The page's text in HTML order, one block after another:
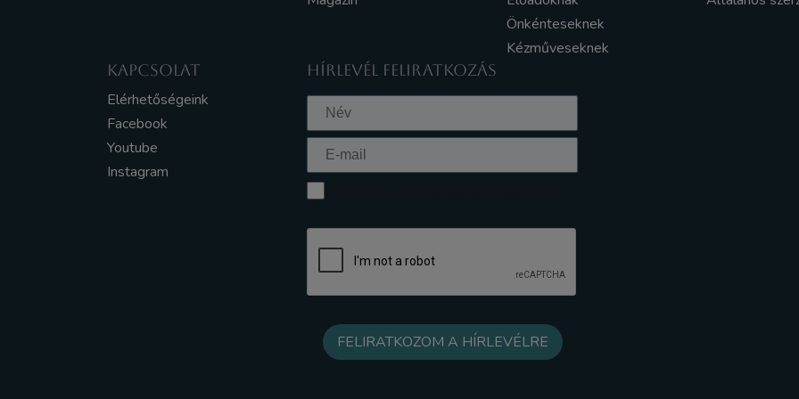
Önkénteseknek
Kézműveseknek
KAPCSOLAT
Elérhetőségeink
Facebook
Youtube
Instagram
HÍRLEVÉL FELIRATKOZÁS